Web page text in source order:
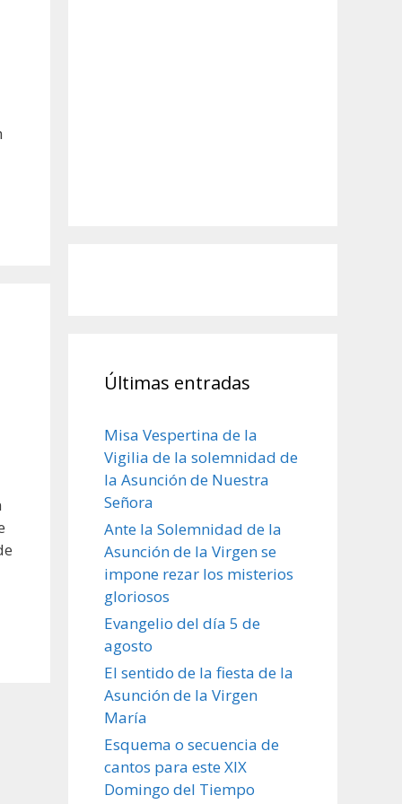
Últimas entradas
Misa Vespertina de la
Vigilia de la solemnidad de
la Asunción de Nuestra
Señora
Ante la Solemnidad de la
Asunción de la Virgen se
impone rezar los misterios
gloriosos
Evangelio del día 5 de
agosto
El sentido de la fiesta de la
Asunción de la Virgen
María
Esquema o secuencia de
cantos para este XIX
Domingo del Tiempo